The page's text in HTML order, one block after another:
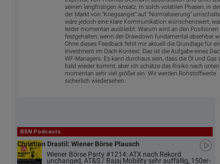
seinen langfristigen Ansatz. In solch volatilen Phasen, in
der Markt von "Kriegsangst" auf "Normalisierung"
wäre jedoch eine klare Kommunikation wünschenswert,
leider momentan ausbleibt: Warum wird an den Positionen
festgehalten, wenn der Drawdown fundamental absehbar
Ohne dieses Feedback fehlt mir aktuell die Grundlage für
Investment im Dach-Kontext. Das ist die Aufgabe eines
WF-Managers. Es kann durchaus sein, dass die Öl und Gas
bald wieder kommt, aber ich schätze das Risiko nach unten
momentan sehr viel größer ein. Wir werden Rohstoffwerte
sicherlich wiedersehen.
BSN Podcasts
Christian Drastil: Wiener Börse Plausch
Wiener Börse Party #1214: ATX nach Rekord
unchanged, AT&S / Bajaj Mobility sehr auffällig, 150er-